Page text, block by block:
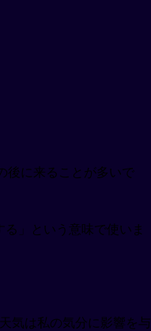
後に来ることが多いで
る」という意味で使いま
天気は私の気分に影響を与